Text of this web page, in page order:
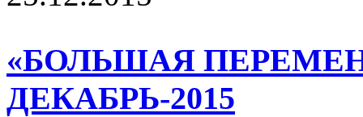
«БОЛЬШАЯ
ДЕКАБРЬ-2015